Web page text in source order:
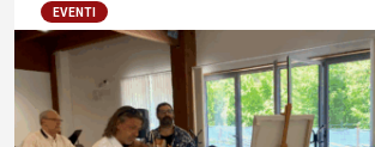
EVENTI